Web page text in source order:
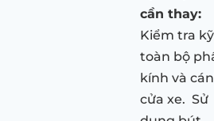
cần thay:
Kiểm tra kỹ
toàn bộ
kính và
cửa xe. Sử